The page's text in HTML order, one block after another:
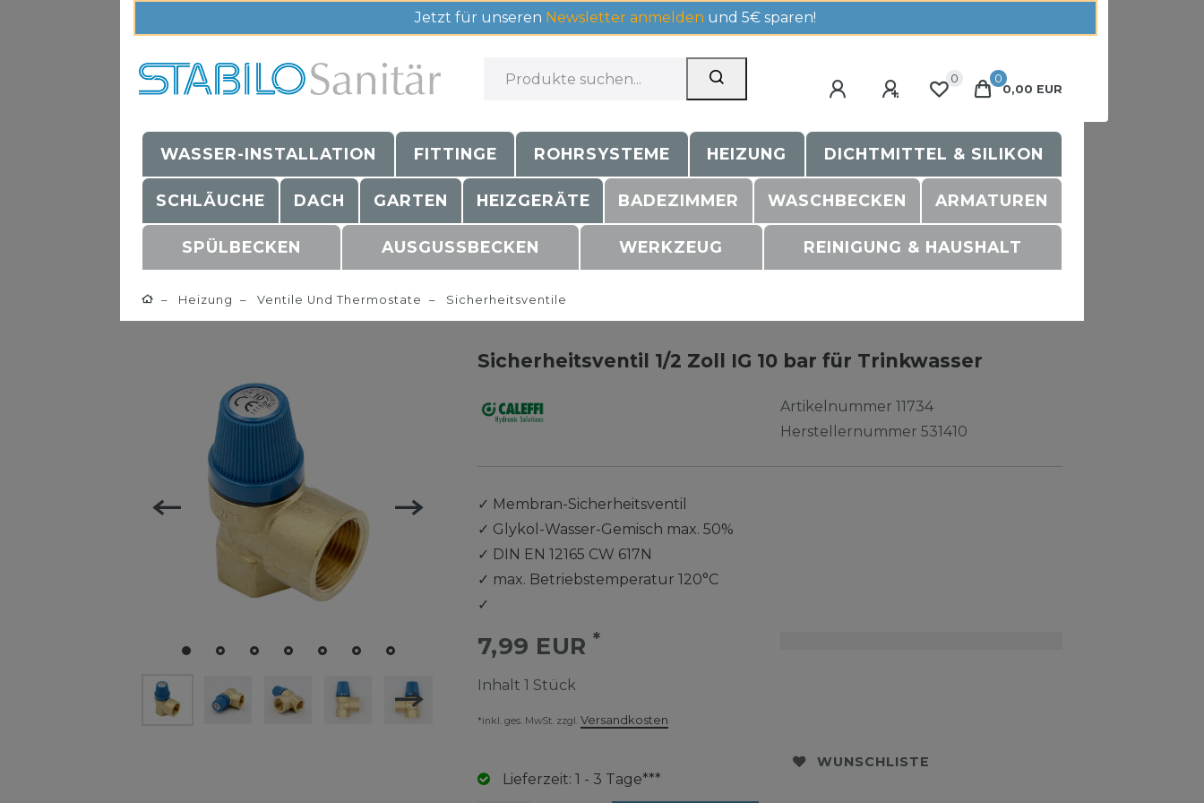
Jetzt für unseren Newsletter anmelden und 5€ sparen!
0
0
0,00 EUR
WASSER-INSTALLATION FITTINGE ROHRSYSTEME HEIZUNG DICHTMITTEL & SILIKON
SCHLÄUCHE DACH GARTEN HEIZGERÄTE BADEZIMMER WASCHBECKEN ARMATUREN
SPÜLBECKEN AUSGUSSBECKEN WERKZEUG REINIGUNG & HAUSHALT
Heizung Ventile Und Thermostate Sicherheitsventile
Sicherheitsventil 1/2 Zoll IG 10 bar für Trinkwasser
Artikelnummer11734
Herstellernummer531410
✓ Membran-Sicherheitsventil
✓ Glykol-Wasser-Gemisch max. 50%
✓ DIN EN 12165 CW 617N
✓ max. Betriebstemperatur 120°C
✓
7,99 EUR*
Inhalt 1 Stück
*inkl. ges. MwSt. zzgl. Versandkosten
Lieferzeit: 1 - 3 Tage***
WUNSCHLISTE